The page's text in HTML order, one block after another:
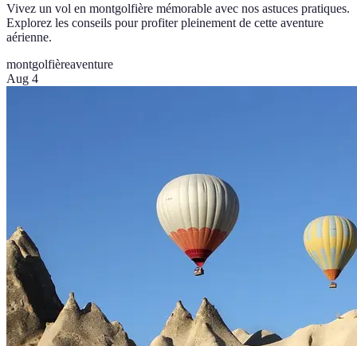
Vivez un vol en montgolfière mémorable avec nos astuces pratiques.
Explorez les conseils pour profiter pleinement de cette aventure
aérienne.
montgolfièreaventure
Aug 4